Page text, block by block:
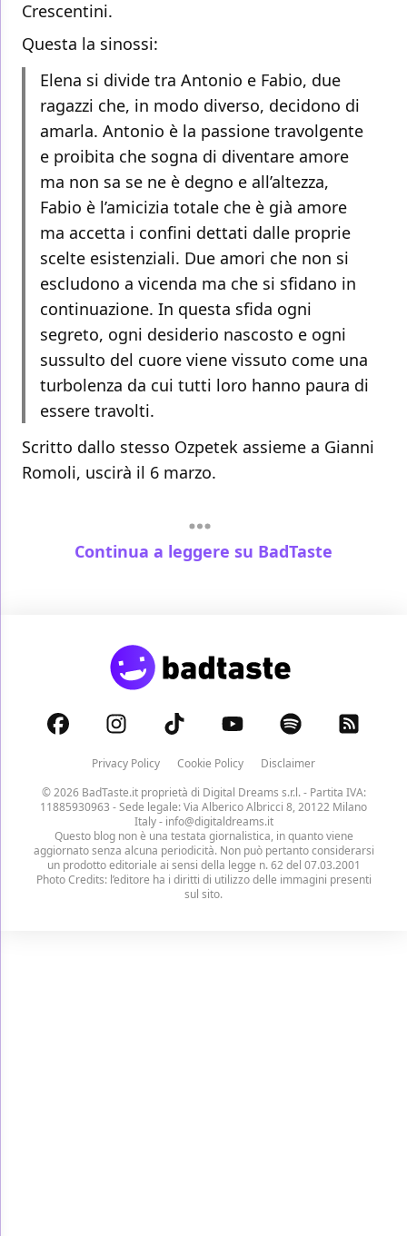
Crescentini.
Questa la sinossi:
Elena si divide tra Antonio e Fabio, due
ragazzi che, in modo diverso, decidono di
amarla. Antonio è la passione travolgente
e proibita che sogna di diventare amore
ma non sa se ne è degno e all’altezza,
Fabio è l’amicizia totale che è già amore
ma accetta i confini dettati dalle proprie
scelte esistenziali. Due amori che non si
escludono a vicenda ma che si sfidano in
continuazione. In questa sfida ogni
segreto, ogni desiderio nascosto e ogni
sussulto del cuore viene vissuto come una
turbolenza da cui tutti loro hanno paura di
essere travolti.
Scritto dallo stesso Ozpetek assieme a Gianni
Romoli, uscirà il 6 marzo.
Continua a leggere su BadTaste
Privacy Policy Cookie Policy
Disclaimer
© 2026 BadTaste.it proprietà di Digital Dreams s.r.l.- Partita IVA:
11885930963 - Sede legale: Via Alberico Albricci 8, 20122 Milano
Italy - info@digitaldreams.it
Questo blog non è una testata giornalistica, in quanto viene
aggiornato senza alcuna periodicità. Non può pertanto considerarsi
un prodotto editoriale ai sensi della legge n. 62 del 07.03.2001
Photo Credits: l’editore ha i diritti di utilizzo delle immagini presenti
sul sito.